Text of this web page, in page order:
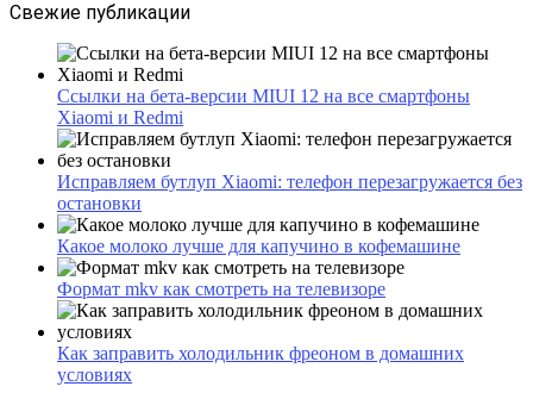
Свежие публикации
Ссылки на бета-версии MIUI 12 на все смартфоны
Xiaomi и Redmi
Исправляем бутлуп Xiaomi: телефон перезагружается без
остановки
Какое молоко лучше для капучино в кофемашине
Формат mkv как смотреть на телевизоре
Как заправить холодильник фреоном в домашних
условиях